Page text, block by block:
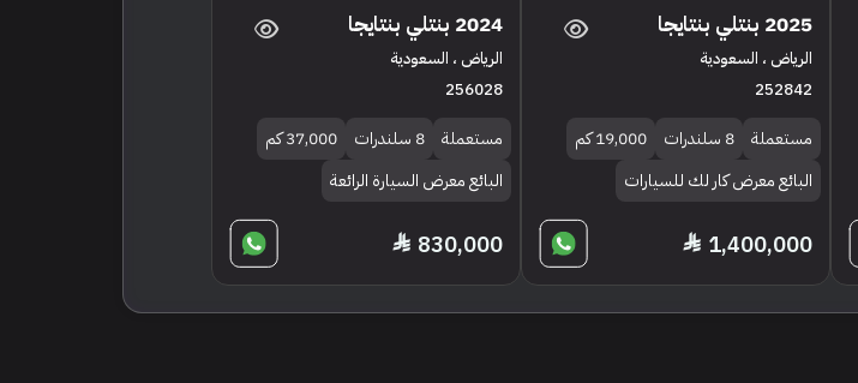
2025 بنتلي بنتايجا
الرياض ، السعودية
252842
مستعملة 8 سلندرات
19,000 كم
البائع معرض كار لك للسيارات
1,400,000
2024 بنتلي بنتايجا
الرياض ، السعودية
256028
مستعملة 8 سلندرات
37,000 كم
البائع معرض السيارة الرائعة
830,000